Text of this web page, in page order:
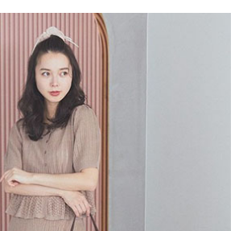
通過狀況，表示未達大哥付你分期系統評分，恕無
單，「大哥付你分期」於每月結算日後寄送繳費提
後，可選擇「超商條碼／台灣大直營門市／銀行轉
」等通路繳費。
大股份有限公司」（以下簡稱本公司）所提供，讓
服務購買商品或服務，並由商店將買賣／分期付款
後，依約使用本公司帳單繳交帳款。
哥付你分期」之契約關係目的，商店將以您的個人
地址）提供予台灣大哥大進項蒐集、處理及利用，
期帳單所需資料之確認、核對及更正。
不需綁卡、不需儲值。
，簡訊認證，即可結帳。
務後，再付款。
帳流程】
先享後付」後，將跳轉至「AFTEE先享後付」
並確認金額後，即可完成結帳。
將收到繳費通知簡訊。
14天內，點擊此簡訊中的連結，可透過四大超商／
方式進行付款，方視為交易完成。
當下不需立刻繳費，但若您需要取消訂單，請聯絡
家同意取消之訂單仍視為有效，需透過AFTEE先享
先享後付 」之結帳頁面顯示為準，若有關於
取消欲退款等相關疑問，請聯繫「AFTEE先享後付
support/home
含以上)免運費
含以上)免運費
含以上)免運費
含以上)免運費